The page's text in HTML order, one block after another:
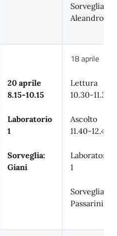
Sorveglia:
Aleandro
20 aprile
8.15-10.15
Laboratorio
1
Sorveglia:
Giani
18 aprile
Lettura
10.30-11.30
Ascolto
11.40-12.40
Laboratorio
1
Sorveglia:
Passarini